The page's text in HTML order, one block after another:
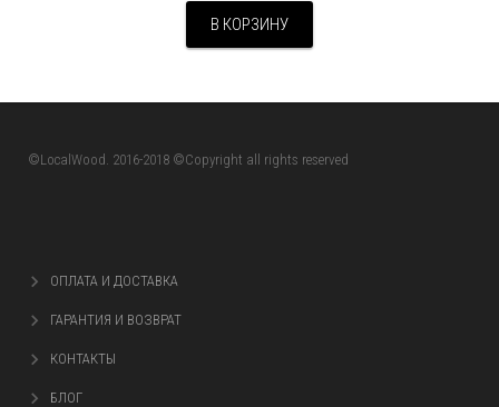
В КОРЗИНУ
©LocalWood. 2016-2018 ©Copyright all rights reserved
ОПЛАТА И ДОСТАВКА
ГАРАНТИЯ И ВОЗВРАТ
КОНТАКТЫ
БЛОГ